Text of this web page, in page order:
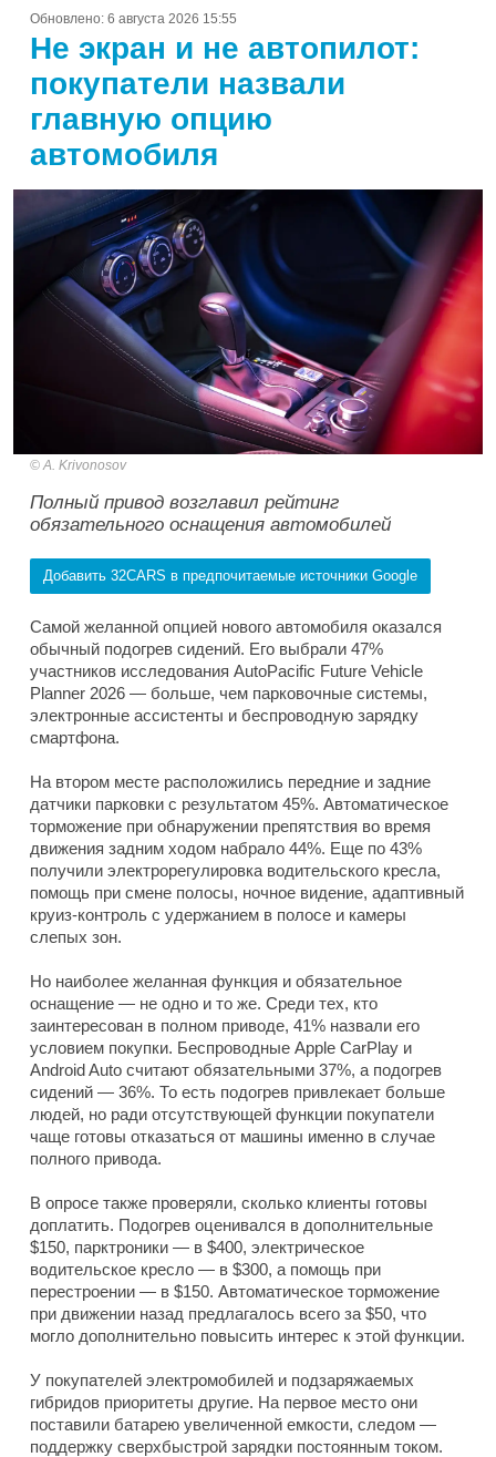
Обновлено: 6 августа 2026 15:55
Не экран и не автопилот:
покупатели назвали
главную опцию
автомобиля
A. Krivonosov
Полный привод возглавил рейтинг
обязательного оснащения автомобилей
Добавить 32CARS в предпочитаемые источники Google
Самой желанной опцией нового автомобиля оказался
обычный подогрев сидений. Его выбрали 47%
участников исследования AutoPacific Future Vehicle
Planner 2026 — больше, чем парковочные системы,
электронные ассистенты и беспроводную зарядку
смартфона.
На втором месте расположились передние и задние
датчики парковки с результатом 45%. Автоматическое
торможение при обнаружении препятствия во время
движения задним ходом набрало 44%. Еще по 43%
получили электрорегулировка водительского кресла,
помощь при смене полосы, ночное видение, адаптивный
круиз-контроль с удержанием в полосе и камеры
слепых зон.
Но наиболее желанная функция и обязательное
оснащение — не одно и то же. Среди тех, кто
заинтересован в полном приводе, 41% назвали его
условием покупки. Беспроводные Apple CarPlay и
Android Auto считают обязательными 37%, а подогрев
сидений — 36%. То есть подогрев привлекает больше
людей, но ради отсутствующей функции покупатели
чаще готовы отказаться от машины именно в случае
полного привода.
В опросе также проверяли, сколько клиенты готовы
доплатить. Подогрев оценивался в дополнительные
$150, парктроники — в $400, электрическое
водительское кресло — в $300, а помощь при
перестроении — в $150. Автоматическое торможение
при движении назад предлагалось всего за $50, что
могло дополнительно повысить интерес к этой функции.
У покупателей электромобилей и подзаряжаемых
гибридов приоритеты другие. На первое место они
поставили батарею увеличенной емкости, следом —
поддержку сверхбыстрой зарядки постоянным током.